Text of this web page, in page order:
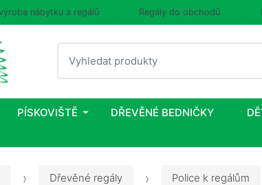
nábytku a regálů Regály do obchodů
Vyhledat
PÍSKOVIŠTĚ DŘEVĚNÉ BEDNIČKY
Dřevěné regály Police k regálům